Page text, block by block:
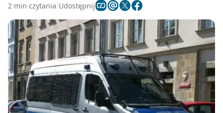
2 min czytania Udostępnij